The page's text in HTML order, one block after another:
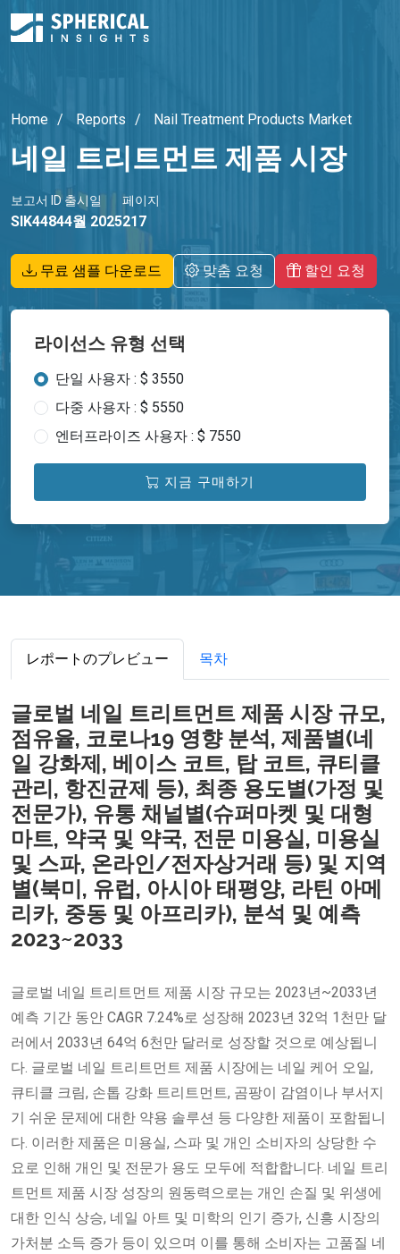
Home Reports Nail Treatment Products Market
네일 트리트먼트 제품 시장
보고서 ID
SIK4484
출시일
4월 2025
페이지
217
무료 샘플 다운로드 맞춤 요청 할인 요청
라이선스 유형 선택
단일 사용자 : $ 3550
다중 사용자 : $ 5550
엔터프라이즈 사용자 : $ 7550
지금 구매하기
レポートのプレビュー 목차
글로벌 네일 트리트먼트 제품 시장 규모,
점유율, 코로나19 영향 분석, 제품별(네
일 강화제, 베이스 코트, 탑 코트, 큐티클
관리, 항진균제 등), 최종 용도별(가정 및
전문가), 유통 채널별(슈퍼마켓 및 대형
마트, 약국 및 약국, 전문 미용실, 미용실
및 스파, 온라인/전자상거래 등) 및 지역
별(북미, 유럽, 아시아 태평양, 라틴 아메
리카, 중동 및 아프리카), 분석 및 예측
2023~2033
글로벌 네일 트리트먼트 제품 시장 규모는 2023년~2033년
예측 기간 동안 CAGR 7.24%로 성장해 2023년 32억 1천만 달
러에서 2033년 64억 6천만 달러로 성장할 것으로 예상됩니
다. 글로벌 네일 트리트먼트 제품 시장에는 네일 케어 오일,
큐티클 크림, 손톱 강화 트리트먼트, 곰팡이 감염이나 부서지
기 쉬운 문제에 대한 약용 솔루션 등 다양한 제품이 포함됩니
다. 이러한 제품은 미용실, 스파 및 개인 소비자의 상당한 수
요로 인해 개인 및 전문가 용도 모두에 적합합니다. 네일 트리
트먼트 제품 시장 성장의 원동력으로는 개인 손질 및 위생에
대한 인식 상승, 네일 아트 및 미학의 인기 증가, 신흥 시장의
가처분 소득 증가 등이 있으며 이를 통해 소비자는 고품질 네